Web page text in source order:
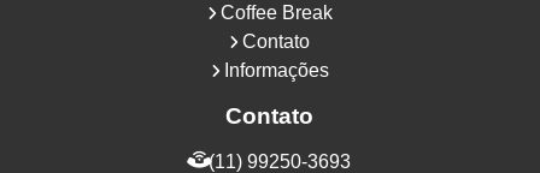
Coffee Break
Contato
Informações
Contato
(11) 99250-3693